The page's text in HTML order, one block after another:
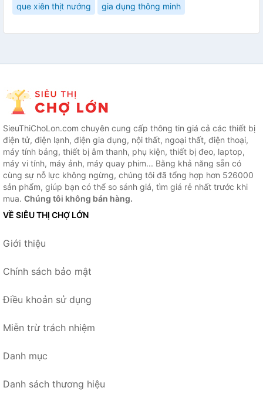
que xiên thịt nướng gia dụng thông minh
SieuThiChoLon.com chuyên cung cấp thông tin giá cả các thiết bị
điện tử, điện lạnh, điện gia dụng, nội thất, ngoại thất, điện thoại,
máy tính bảng, thiết bị âm thanh, phụ kiện, thiết bị đeo, laptop,
máy vi tính, máy ảnh, máy quay phim... Bằng khả năng sẵn có
cùng sự nỗ lực không ngừng, chúng tôi đã tổng hợp hơn 526000
sản phẩm, giúp bạn có thể so sánh giá, tìm giá rẻ nhất trước khi
mua. Chúng tôi không bán hàng.
VỀ SIÊU THỊ CHỢ LỚN
Giới thiệu
Chính sách bảo mật
Điều khoản sử dụng
Miễn trừ trách nhiệm
Danh mục
Danh sách thương hiệu